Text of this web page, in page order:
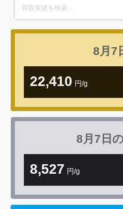
for:
8月7
22,410 円/g
8月7日の
8,527 円/g